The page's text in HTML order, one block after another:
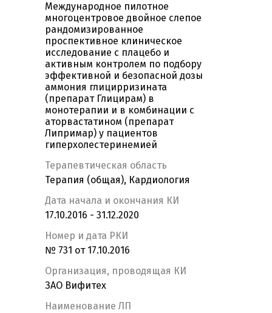
Международное пилотное
многоцентровое двойное слепое
рандомизированное
проспективное клиническое
исследование с плацебо и
активным контролем по подбору
эффективной и безопасной дозы
аммония глицирризината
(препарат Глицирам) в
монотерапии и в комбинации с
аторвастатином (препарат
Липримар) у пациентов
гиперхолестеринемией
Терапевтическая область
Терапия (общая), Кардиология
Дата начала и окончания КИ
17.10.2016 - 31.12.2020
Номер и дата РКИ
№ 731 от 17.10.2016
Организация, проводящая КИ
ЗАО Вифитех
Наименование ЛП